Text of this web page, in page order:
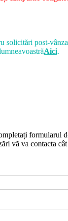
solicitări post-
Aici.
formularul
vă va contacta